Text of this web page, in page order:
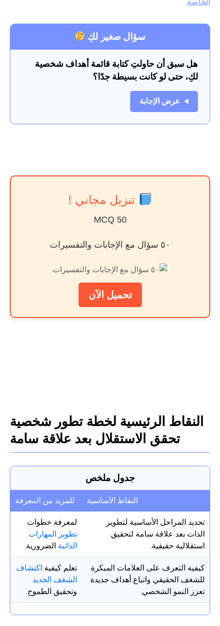
سؤال صغير لكِ
هل سبق أن حاولتِ كتابة قائمة أهداف شخصية
لكِ، حتى لو كانت بسيطة جدًا؟
عرض الإجابة
تنزيل مجاني !
50 MCQ
٥٠ سؤال مع الإجابات والتفسيرات
تحميل الآن
النقاط الرئيسية لخطة تطور شخصية
تحقق الاستقلال بعد علاقة سامة
جدول ملخص
النقاط الأساسية للمزيد من المعرفة
تحديد المراحل الأساسية لتطوير
الذات بعد علاقة سامة لتحقيق
استقلالية حقيقية.
لمعرفة خطوات
تطوير المهارات
الذاتية الضرورية.
كيفية التعرف على العلامات المبكرة
للشغف الحقيقي واتباع أهداف جديدة
تعزز النمو الشخصي.
تعلم كيفية اكتشاف
الشغف الجديد
وتحقيق الطموح.